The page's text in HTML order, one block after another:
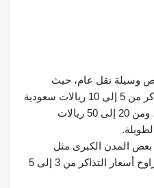
وسيلة نقل عام، حيث
تتراوح أسعار التذاكر من 5 إلى 10 ريالات سعودية
للرحلات القصيرة، ومن 20 إلى 50 ريالات
المدن الكبرى مثل
الرياض ومكة، وتتراوح أسعار التذاكر من 3 إلى 5